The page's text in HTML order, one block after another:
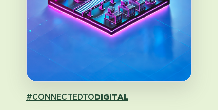
#CONNECTEDTODIGITAL